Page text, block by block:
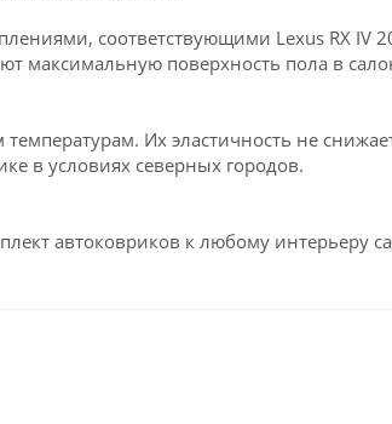
соответствующими Lexus RX IV
максимальную поверхность пола в
Их эластичность не
в условиях северных городов.
автоковриков к любому интерьеру